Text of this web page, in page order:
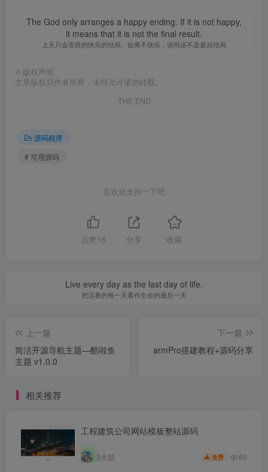
The God only arranges a happy ending. If it is not happy,
it means that it is not the final result.
上天只会安排的快乐的结局。如果不快乐，说明还不是最后结局
© 版权声明
文章版权归作者所有，未经允许请勿转载。
THE END
源码程序
# 可用源码
喜欢就支持一下吧
点赞 15 分享 收藏
Live every day as the last day of life.
把活着的每一天看作生命的最后一天
上一篇
简洁开源导航主题—酷啦鱼
主题 v1.0.0
下一篇
armPro搭建教程+源码分享
相关推荐
工程建筑公司网站模板整站源码
3天前 免费 60